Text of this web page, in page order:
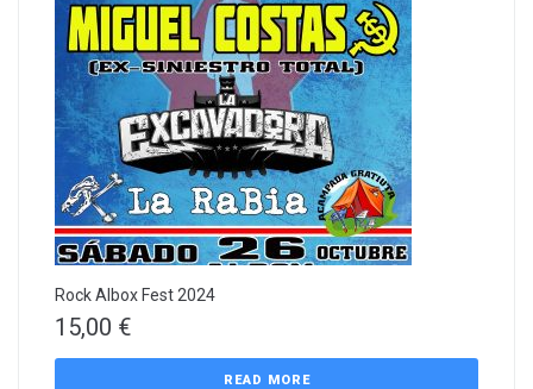
Rock Albox Fest 2024
15,00 €
READ MORE